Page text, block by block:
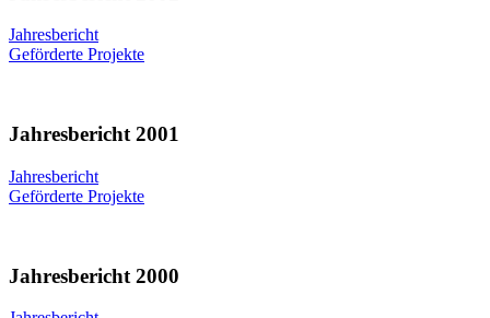
Jahresbericht
Geförderte Projekte
Jahresbericht 2001
Jahresbericht
Geförderte Projekte
Jahresbericht 2000